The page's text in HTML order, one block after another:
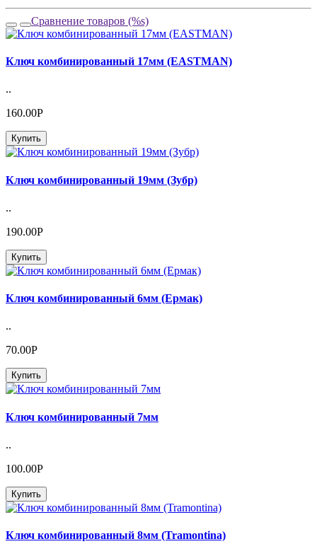
Сравнение товаров (%s)
Ключ комбинированный 17мм (EASTMAN)
..
160.00Р
Купить
Ключ комбинированный 19мм (Зубр)
..
190.00Р
Купить
Ключ комбинированный 6мм (Ермак)
..
70.00Р
Купить
Ключ комбинированный 7мм
..
100.00Р
Купить
Ключ комбинированный 8мм (Tramontina)